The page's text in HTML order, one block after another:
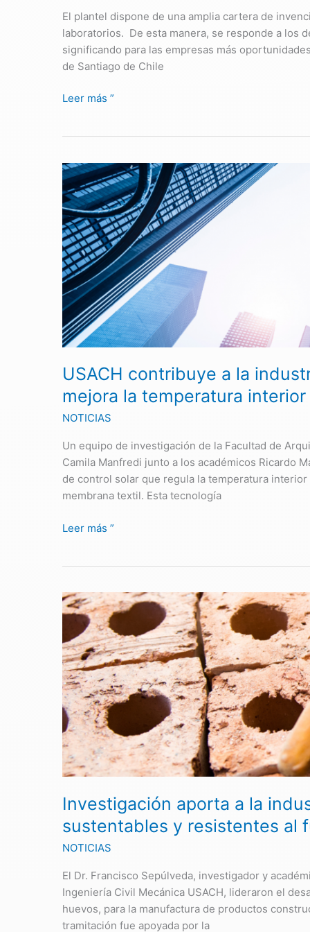
El plantel dispone de una amplia cartera de
laboratorios. De esta manera, se responde a los
significando para las empresas más
de Santiago de Chile
Leer más ”
USACH contribuye a la
mejora la temperatura
NOTICIAS
Un equipo de investigación de la Facultad de
Camila Manfredi junto a los académicos Ricardo
de control solar que regula la temperatura
membrana textil. Esta tecnología
USACH
contribuye
a
la
industria
de
la
construcción
con
sistema
que
la
temperatura
interior
en
Leer más ”
Investigación aporta a la
sustentables y resistentes al
NOTICIAS
El Dr. Francisco Sepúlveda, investigador y
Ingeniería Civil Mecánica USACH, lideraron el
huevos, para la manufactura de productos
tramitación fue apoyada por la
Investigación
aporta
la
industria
de
la
construcción
con
productos
sustentables
resistentes
fuego